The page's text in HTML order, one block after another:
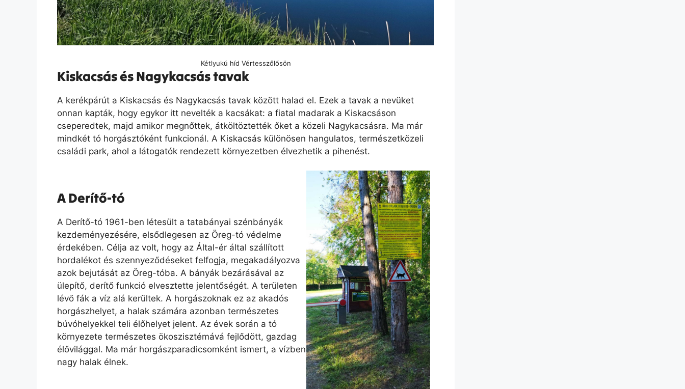
Kétlyukú híd Vértesszőlősön
Kiskacsás és Nagykacsás tavak
A kerékpárút a Kiskacsás és Nagykacsás tavak között halad el. Ezek a tavak a nevüket
onnan kapták, hogy egykor itt nevelték a kacsákat: a fiatal madarak a Kiskacsáson
cseperedtek, majd amikor megnőttek, átköltöztették őket a közeli Nagykacsásra. Ma már
mindkét tó horgásztóként funkcionál. A Kiskacsás különösen hangulatos, természetközeli
családi park, ahol a látogatók rendezett környezetben élvezhetik a pihenést.
A Derítő-tó
A Derítő-tó 1961-ben létesült a tatabányai szénbányák
kezdeményezésére, elsődlegesen az Öreg-tó védelme
érdekében. Célja az volt, hogy az Által-ér által szállított
hordalékot és szennyeződéseket felfogja, megakadályozva
azok bejutását az Öreg-tóba. A bányák bezárásával az
ülepítő, derítő funkció elvesztette jelentőségét. A területen
lévő fák a víz alá kerültek. A horgászoknak ez az akadós
horgászhelyet, a halak számára azonban természetes
búvóhelyekkel teli élőhelyet jelent. Az évek során a tó
környezete természetes ökoszisztémává fejlődött, gazdag
élővilággal. Ma már horgászparadicsomként ismert, a vízben
nagy halak élnek.